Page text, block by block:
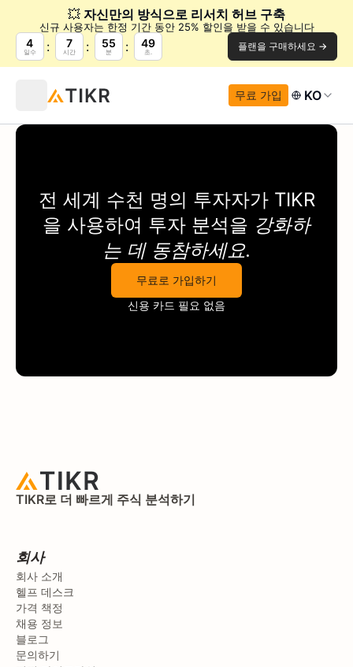
💥 자신만의 방식으로 리서치 허브 구축
신규 사용자는 한정 기간 동안 25% 할인을 받을 수 있습니다
4
일수
7
시간
55
분
49
초. 플랜을 구매하세요 →
무료 가입 KO
전 세계 수천 명의 투자자가 TIKR
을 사용하여 투자 분석을 강화하
는 데 동참하세요.
무료로 가입하기
신용 카드 필요 없음
TIKR로 더 빠르게 주식 분석하기
회사
회사 소개
헬프 데스크
가격 책정
채용 정보
블로그
문의하기